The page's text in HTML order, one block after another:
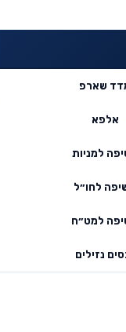
שארפ
אלפא
למניות
לחו״ל
למט״ח
נזילים